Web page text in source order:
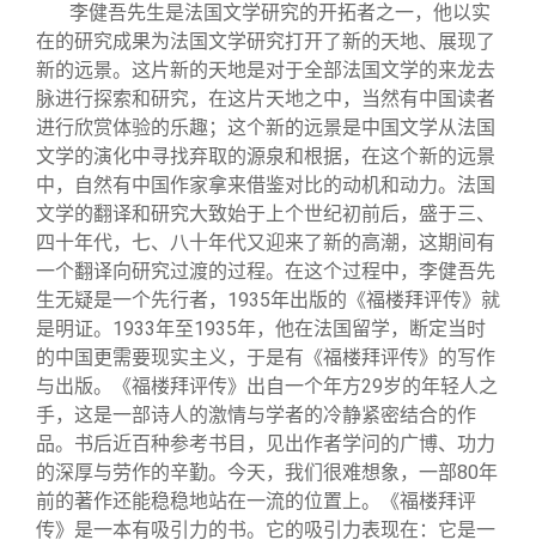
李健吾先生是法国文学研究的开拓者之一，他以实
在的研究成果为法国文学研究打开了新的天地、展现了
新的远景。这片新的天地是对于全部法国文学的来龙去
脉进行探索和研究，在这片天地之中，当然有中国读者
进行欣赏体验的乐趣；这个新的远景是中国文学从法国
文学的演化中寻找弃取的源泉和根据，在这个新的远景
中，自然有中国作家拿来借鉴对比的动机和动力。法国
文学的翻译和研究大致始于上个世纪初前后，盛于三、
四十年代，七、八十年代又迎来了新的高潮，这期间有
一个翻译向研究过渡的过程。在这个过程中，李健吾先
生无疑是一个先行者，1935年出版的《福楼拜评传》就
是明证。1933年至1935年，他在法国留学，断定当时
的中国更需要现实主义，于是有《福楼拜评传》的写作
与出版。《福楼拜评传》出自一个年方29岁的年轻人之
手，这是一部诗人的激情与学者的冷静紧密结合的作
品。书后近百种参考书目，见出作者学问的广博、功力
的深厚与劳作的辛勤。今天，我们很难想象，一部80年
前的著作还能稳稳地站在一流的位置上。《福楼拜评
传》是一本有吸引力的书。它的吸引力表现在：它是一